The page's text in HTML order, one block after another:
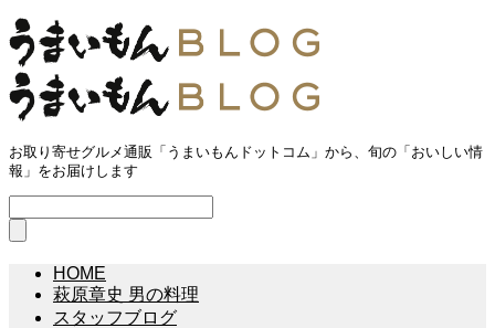
お取り寄せグルメ通販「うまいもんドットコム」から、旬の「おいしい情
報」をお届けします
HOME
萩原章史 男の料理
スタッフブログ